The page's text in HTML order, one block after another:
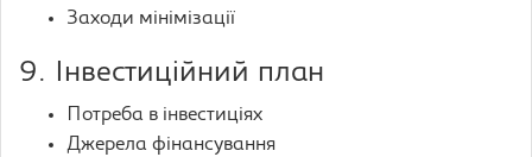
Заходи мінімізації
9. Інвестиційний план
Потреба в інвестиціях
Джерела фінансування